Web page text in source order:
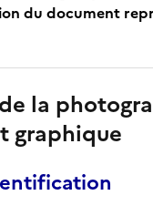
du document
la
graphique